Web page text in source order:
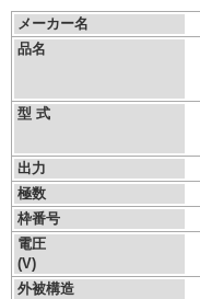
メーカー名
品名
型 式
出力
極数
枠番号
電圧
(V)
外被構造